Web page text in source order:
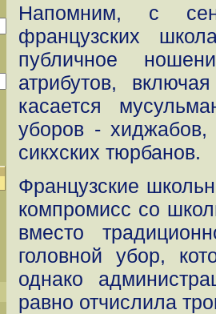
Напомним, с
французских
публичное
атрибутов,
касается
уборов -
сикхских тюрбанов.
Французские
компромисс со
вместо
головной убор,
однако
равно отчислила